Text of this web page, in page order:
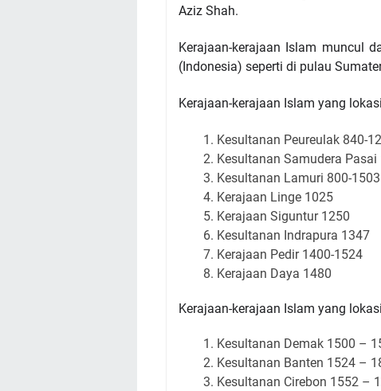
Aziz Shah.
Kerajaan-kerajaan Islam muncul
(Indonesia) seperti di pulau
Kerajaan-kerajaan Islam yang
Kesultanan Peureulak 840-
Kesultanan Samudera Pasai
Kesultanan Lamuri 800-1503
Kerajaan Linge 1025
Kerajaan Siguntur 1250
Kesultanan Indrapura 1347
Kerajaan Pedir 1400-1524
Kerajaan Daya 1480
Kerajaan-kerajaan Islam yang
Kesultanan Demak 1500 –
Kesultanan Banten 1524 –
Kesultanan Cirebon 1552 –